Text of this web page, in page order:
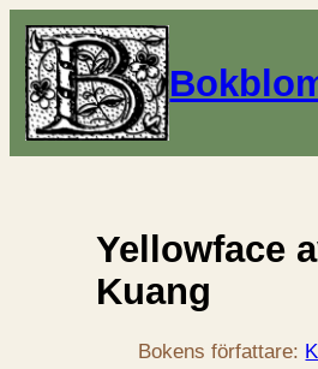
Yellowface
Kuang
Bokens författare: